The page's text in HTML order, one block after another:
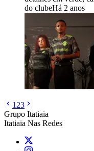
do clubeHá 2 anos
1 23
Grupo Itatiaia
Itatiaia Nas Redes